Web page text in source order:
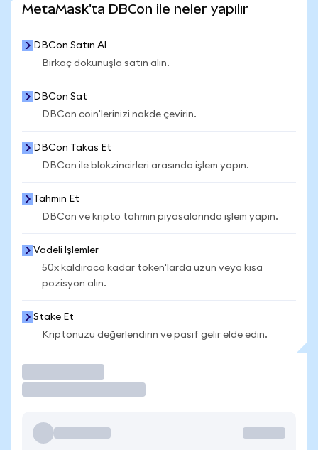
MetaMask'ta DBCon ile neler yapılır
DBCon Satın Al
Birkaç dokunuşla satın alın.
DBCon Sat
DBCon coin'lerinizi nakde çevirin.
DBCon Takas Et
DBCon ile blokzincirleri arasında işlem yapın.
Tahmin Et
DBCon ve kripto tahmin piyasalarında işlem yapın.
Vadeli İşlemler
50x kaldıraca kadar token'larda uzun veya kısa
pozisyon alın.
Stake Et
Kriptonuzu değerlendirin ve pasif gelir elde edin.